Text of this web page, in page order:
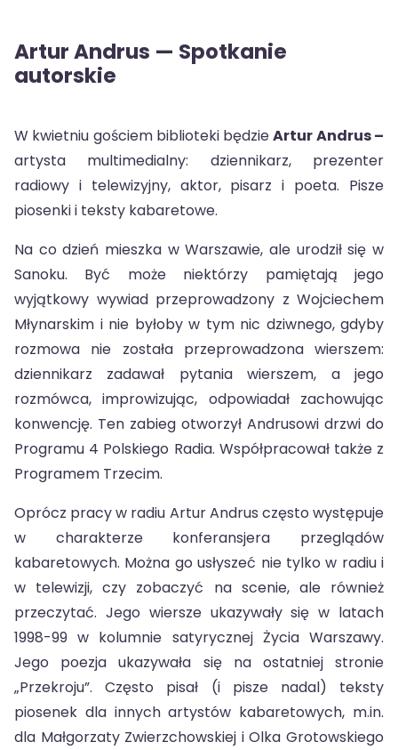
Artur Andrus — Spotkanie
autorskie
W kwietniu gościem biblioteki będzieArtur Andrus –
artysta multimedialny: dziennikarz, prezenter
radiowy i telewizyjny, aktor, pisarz i poeta. Pisze
piosenki i teksty kabaretowe.
Na co dzień mieszka w Warszawie, ale urodził się w
Sanoku. Być może niektórzy pamiętają jego
wyjątkowy wywiad przeprowadzony z Wojciechem
Młynarskim i nie byłoby w tym nic dziwnego, gdyby
rozmowa nie została przeprowadzona wierszem:
dziennikarz zadawał pytania wierszem, a jego
rozmówca, improwizując, odpowiadał zachowując
konwencję. Ten zabieg otworzył Andrusowi drzwi do
Programu 4 Polskiego Radia. Współpracował także z
Programem Trzecim.
Oprócz pracy w radiu Artur Andrus często występuje
w charakterze konferansjera przeglądów
kabaretowych. Można go usłyszeć nie tylko w radiu i
w telewizji, czy zobaczyć na scenie, ale również
przeczytać. Jego wiersze ukazywały się w latach
1998-99 w kolumnie satyrycznej Życia Warszawy.
Jego poezja ukazywała się na ostatniej stronie
„Przekroju”. Często pisał (i pisze nadal) teksty
piosenek dla innych artystów kabaretowych, m.in.
dla Małgorzaty Zwierzchowskiej i Olka Grotowskiego